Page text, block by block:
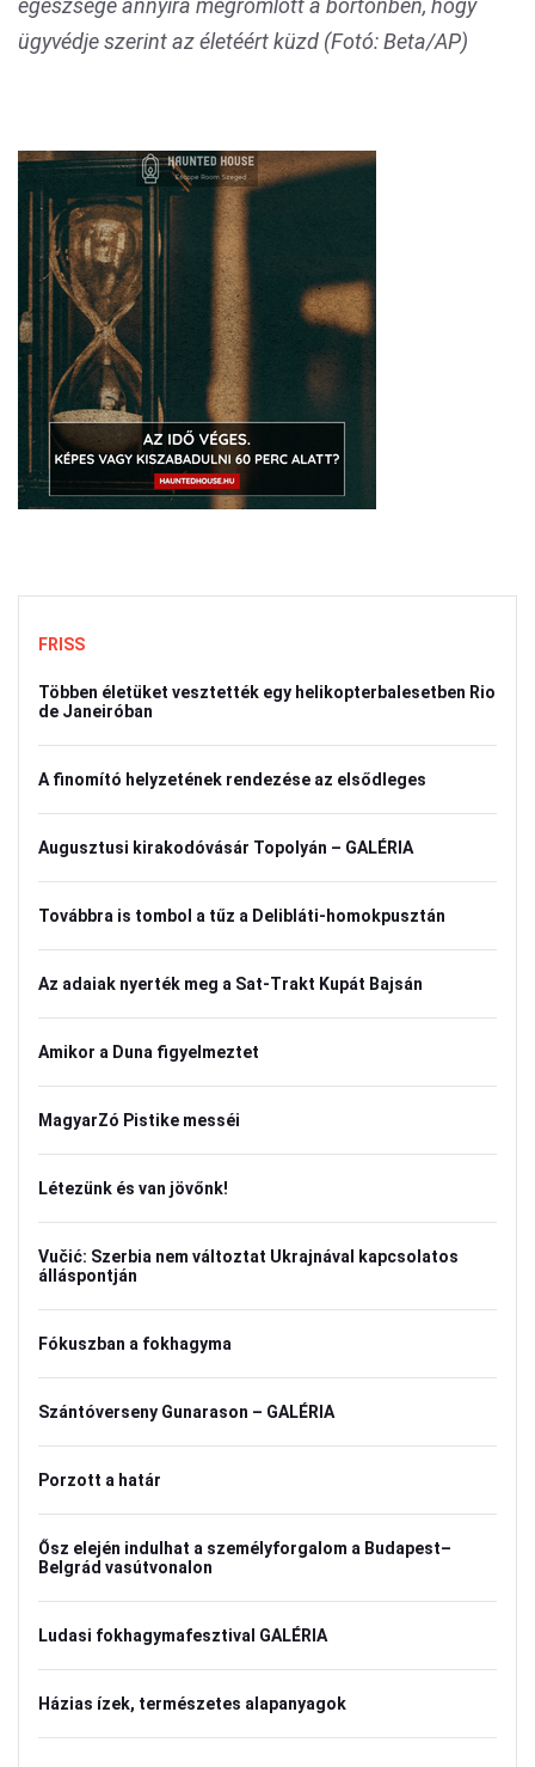
egészsége annyira megromlott a börtönben, hogy
ügyvédje szerint az életéért küzd (Fotó: Beta/AP)
FRISS
Többen életüket vesztették egy helikopterbalesetben Rio
de Janeiróban
A finomító helyzetének rendezése az elsődleges
Augusztusi kirakodóvásár Topolyán – GALÉRIA
Továbbra is tombol a tűz a Delibláti-homokpusztán
Az adaiak nyerték meg a Sat-Trakt Kupát Bajsán
Amikor a Duna figyelmeztet
MagyarZó Pistike messéi
Létezünk és van jövőnk!
Vučić: Szerbia nem változtat Ukrajnával kapcsolatos
álláspontján
Fókuszban a fokhagyma
Szántóverseny Gunarason – GALÉRIA
Porzott a határ
Ősz elején indulhat a személyforgalom a Budapest–
Belgrád vasútvonalon
Ludasi fokhagymafesztival GALÉRIA
Házias ízek, természetes alapanyagok